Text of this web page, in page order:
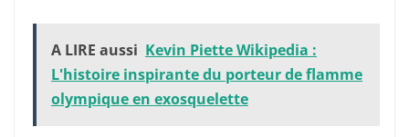
A LIRE aussi Kevin Piette Wikipedia :
L'histoire inspirante du porteur de flamme
olympique en exosquelette